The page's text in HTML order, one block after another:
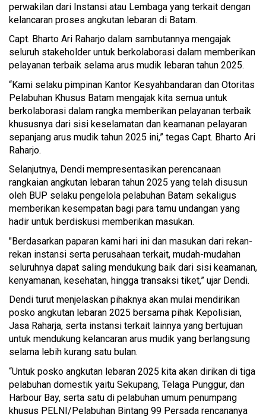
perwakilan dari Instansi atau Lembaga yang terkait dengan
kelancaran proses angkutan lebaran di Batam.
Capt. Bharto Ari Raharjo dalam sambutannya mengajak
seluruh stakeholder untuk berkolaborasi dalam memberikan
pelayanan terbaik selama arus mudik lebaran tahun 2025.
“Kami selaku pimpinan Kantor Kesyahbandaran dan Otoritas
Pelabuhan Khusus Batam mengajak kita semua untuk
berkolaborasi dalam rangka memberikan pelayanan terbaik
khususnya dari sisi keselamatan dan keamanan pelayaran
sepanjang arus mudik tahun 2025 ini,” tegas Capt. Bharto Ari
Raharjo.
Selanjutnya, Dendi mempresentasikan perencanaan
rangkaian angkutan lebaran tahun 2025 yang telah disusun
oleh BUP selaku pengelola pelabuhan Batam sekaligus
memberikan kesempatan bagi para tamu undangan yang
hadir untuk berdiskusi memberikan masukan.
"Berdasarkan paparan kami hari ini dan masukan dari rekan-
rekan instansi serta perusahaan terkait, mudah-mudahan
seluruhnya dapat saling mendukung baik dari sisi keamanan,
kenyamanan, kesehatan, hingga transaksi tiket,” ujar Dendi.
Dendi turut menjelaskan pihaknya akan mulai mendirikan
posko angkutan lebaran 2025 bersama pihak Kepolisian,
Jasa Raharja, serta instansi terkait lainnya yang bertujuan
untuk mendukung kelancaran arus mudik yang berlangsung
selama lebih kurang satu bulan.
“Untuk posko angkutan lebaran 2025 kita akan dirikan di tiga
pelabuhan domestik yaitu Sekupang, Telaga Punggur, dan
Harbour Bay, serta satu di pelabuhan umum penumpang
khusus PELNI/Pelabuhan Bintang 99 Persada rencananya